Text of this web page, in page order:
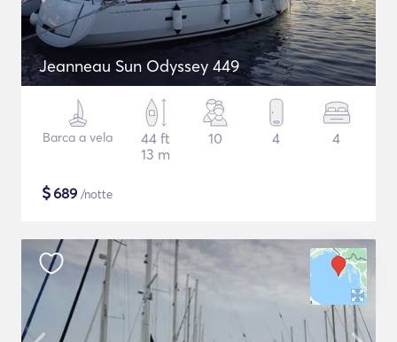
Jeanneau Sun Odyssey 449
Barca a vela
44 ft
13 m
10 4 4
$689 /notte